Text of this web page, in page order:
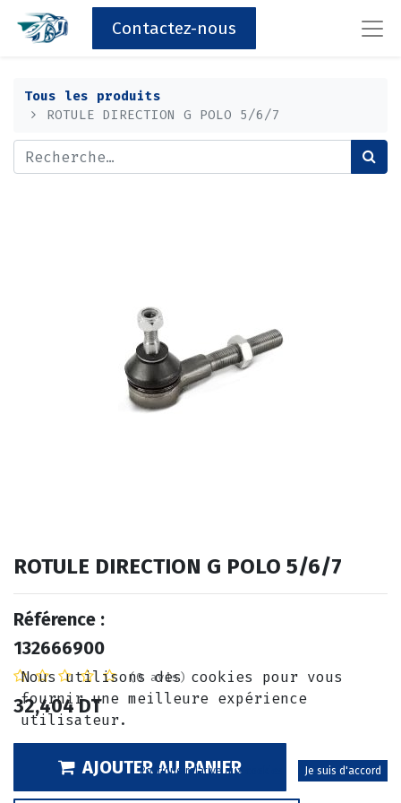
Contactez-nous
Tous les produits
ROTULE DIRECTION G POLO 5/6/7
ROTULE DIRECTION G POLO 5/6/7
Référence :
132666900
(0 avis)
32,404DT
AJOUTER AU PANIER
Nous utilisons des cookies pour vous
fournir une meilleure expérience
utilisateur.
Politique relative aux cookies Je suis d'accord